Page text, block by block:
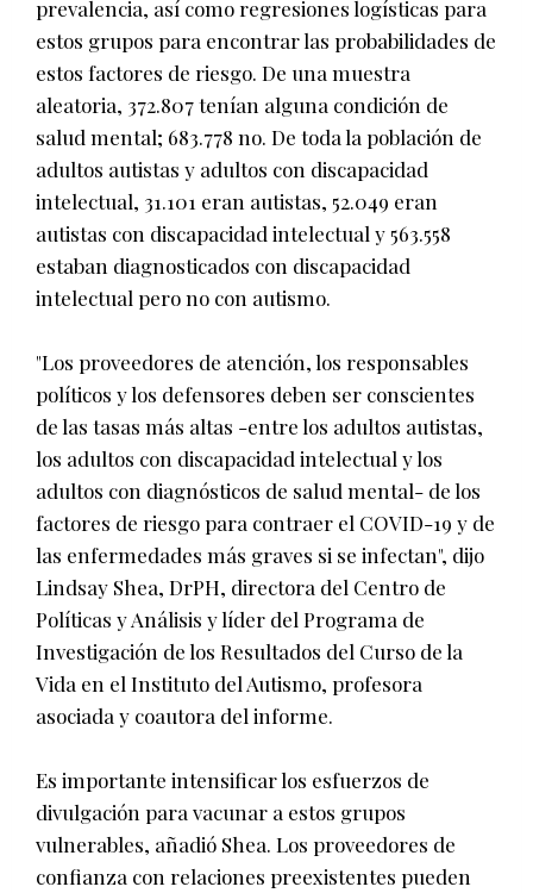
prevalencia, así como regresiones logísticas para
estos grupos para encontrar las probabilidades de
estos factores de riesgo. De una muestra
aleatoria, 372.807 tenían alguna condición de
salud mental; 683.778 no. De toda la población de
adultos autistas y adultos con discapacidad
intelectual, 31.101 eran autistas, 52.049 eran
autistas con discapacidad intelectual y 563.558
estaban diagnosticados con discapacidad
intelectual pero no con autismo.
"Los proveedores de atención, los responsables
políticos y los defensores deben ser conscientes
de las tasas más altas -entre los adultos autistas,
los adultos con discapacidad intelectual y los
adultos con diagnósticos de salud mental- de los
factores de riesgo para contraer el COVID-19 y de
las enfermedades más graves si se infectan", dijo
Lindsay Shea, DrPH, directora del Centro de
Políticas y Análisis y líder del Programa de
Investigación de los Resultados del Curso de la
Vida en el Instituto del Autismo, profesora
asociada y coautora del informe.
Es importante intensificar los esfuerzos de
divulgación para vacunar a estos grupos
vulnerables, añadió Shea. Los proveedores de
confianza con relaciones preexistentes pueden